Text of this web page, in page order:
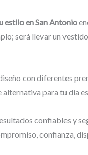
estilo en San Antonio
será llevar un
con diferentes
alternativa para tu día
confiables y
confianza,